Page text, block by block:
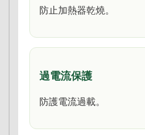
防止加熱器乾燒。
過電流保護
防護電流過載。